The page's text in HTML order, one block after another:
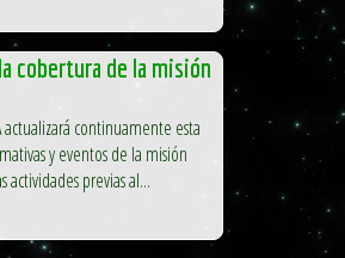
cobertura de la misión
actualizará continuamente esta
y eventos de la misión
actividades previas al...